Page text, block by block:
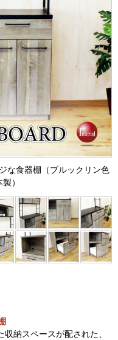
な食器棚（ブルックリン色
）
納スペースが配された、